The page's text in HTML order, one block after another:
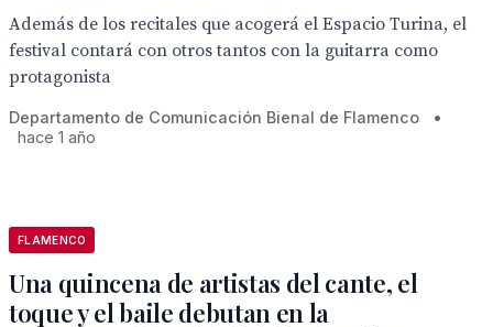
Además de los recitales que acogerá el Espacio Turina, el
festival contará con otros tantos con la guitarra como
protagonista
Departamento de Comunicación Bienal de Flamenco
•
hace 1 año
FLAMENCO
Una quincena de artistas del cante, el
toque y el baile debutan en la